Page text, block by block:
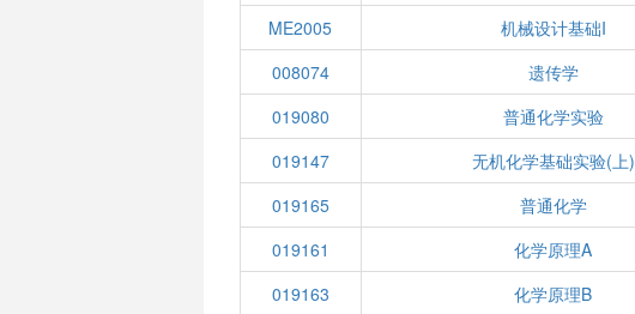
ME2005
机械设计基础I
008074
遗传学
019080
普通化学实验
019147
无机化学基础实验(上)
019165
普通化学
019161
化学原理A
019163
化学原理B